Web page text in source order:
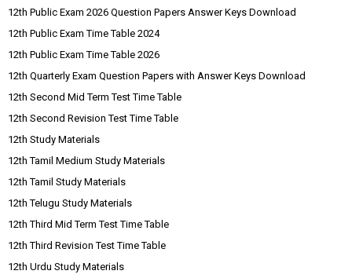
12th Public Exam 2026 Question Papers Answer Keys Download
12th Public Exam Time Table 2024
12th Public Exam Time Table 2026
12th Quarterly Exam Question Papers with Answer Keys Download
12th Second Mid Term Test Time Table
12th Second Revision Test Time Table
12th Study Materials
12th Tamil Medium Study Materials
12th Tamil Study Materials
12th Telugu Study Materials
12th Third Mid Term Test Time Table
12th Third Revision Test Time Table
12th Urdu Study Materials